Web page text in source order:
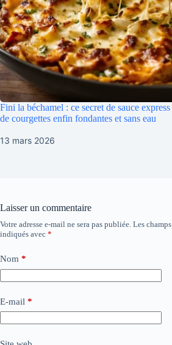
Fini la béchamel : ce secret de sauce
de courgettes enfin fondantes et sans eau
13 mars 2026
Laisser un commentaire
Votre adresse e-mail ne sera pas publiée. Les
indiqués avec *
Nom *
E-mail *